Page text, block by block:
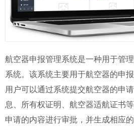
航空器申报管理系统是一种用于管
系统。该系统主要用于航空器的申
用户可以通过系统提交航空器的申
息、所有权证明、航空器适航证书
申请的内容进行审批，并生成相应